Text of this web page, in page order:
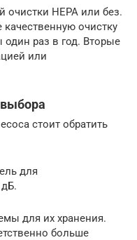
очистки HEPA или без.
очистку
один раз в год. Вторые
или
стоит обратить
для
для их хранения.
больше